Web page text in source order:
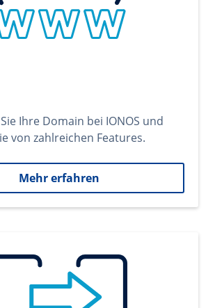
Ihre Domain bei IONOS und
von zahlreichen Features.
Mehr erfahren